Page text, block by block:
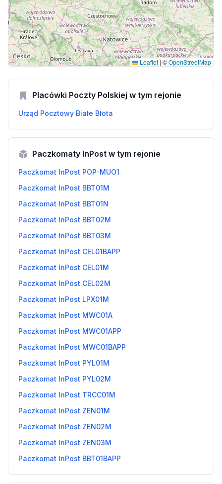
Leaflet | ©OpenStreetMap
Placówki Poczty Polskiej w tym rejonie
Urząd Pocztowy Białe Błota
Paczkomaty InPost w tym rejonie
Paczkomat InPost POP-MUO1
Paczkomat InPost BBT01M
Paczkomat InPost BBT01N
Paczkomat InPost BBT02M
Paczkomat InPost BBT03M
Paczkomat InPost CEL01BAPP
Paczkomat InPost CEL01M
Paczkomat InPost CEL02M
Paczkomat InPost LPX01M
Paczkomat InPost MWC01A
Paczkomat InPost MWC01APP
Paczkomat InPost MWC01BAPP
Paczkomat InPost PYL01M
Paczkomat InPost PYL02M
Paczkomat InPost TRCC01M
Paczkomat InPost ZEN01M
Paczkomat InPost ZEN02M
Paczkomat InPost ZEN03M
Paczkomat InPost BBT01BAPP